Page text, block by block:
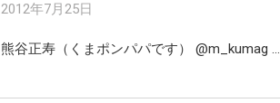
2012年7月25日
熊谷正寿（くまポンパパです） ‏@m_kumag …